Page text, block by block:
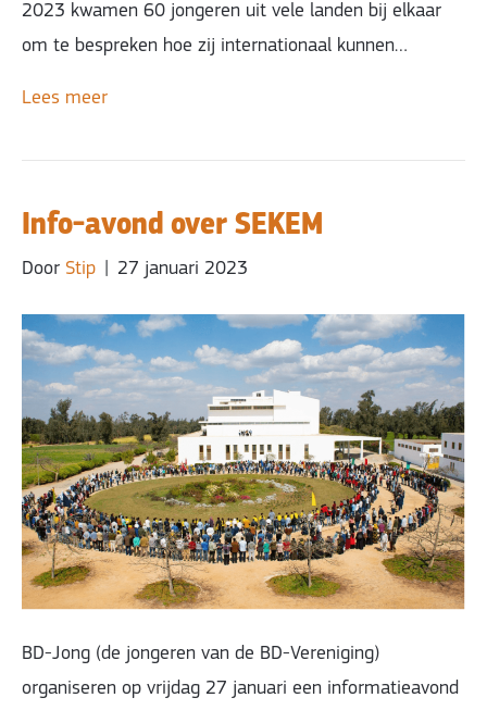
2023 kwamen 60 jongeren uit vele landen bij elkaar
om te bespreken hoe zij internationaal kunnen…
Lees meer
Info-avond over SEKEM
Door Stip 27 januari 2023
BD-Jong (de jongeren van de BD-Vereniging)
organiseren op vrijdag 27 januari een informatieavond